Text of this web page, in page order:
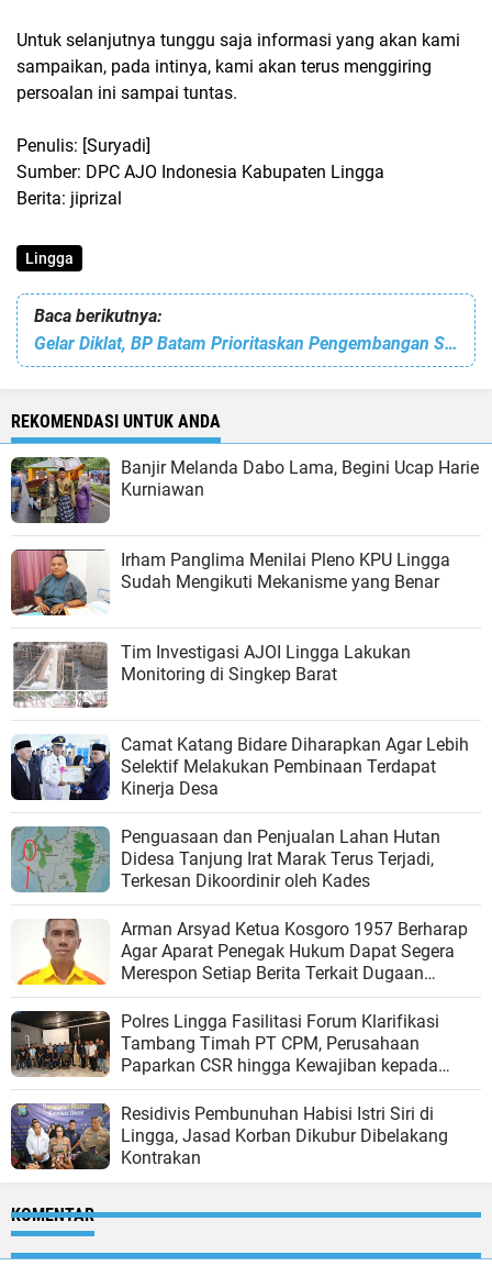
Untuk selanjutnya tunggu saja informasi yang akan kami
sampaikan, pada intinya, kami akan terus menggiring
persoalan ini sampai tuntas.
Penulis: [Suryadi]
Sumber: DPC AJO Indonesia Kabupaten Lingga
Berita: jiprizal
Lingga
Baca berikutnya:
Gelar Diklat, BP Batam Prioritaskan Pengembangan SDM
REKOMENDASI UNTUK ANDA
Banjir Melanda Dabo Lama, Begini Ucap Harie
Kurniawan
Irham Panglima Menilai Pleno KPU Lingga
Sudah Mengikuti Mekanisme yang Benar
Tim Investigasi AJOI Lingga Lakukan
Monitoring di Singkep Barat
Camat Katang Bidare Diharapkan Agar Lebih
Selektif Melakukan Pembinaan Terdapat
Kinerja Desa
Penguasaan dan Penjualan Lahan Hutan
Didesa Tanjung Irat Marak Terus Terjadi,
Terkesan Dikoordinir oleh Kades
Arman Arsyad Ketua Kosgoro 1957 Berharap
Agar Aparat Penegak Hukum Dapat Segera
Merespon Setiap Berita Terkait Dugaan
Penyalahgunaan Pengelolaan Anggaran Desa
Polres Lingga Fasilitasi Forum Klarifikasi
Tambang Timah PT CPM, Perusahaan
Paparkan CSR hingga Kewajiban kepada
Negara
Residivis Pembunuhan Habisi Istri Siri di
Lingga, Jasad Korban Dikubur Dibelakang
Kontrakan
KOMENTAR